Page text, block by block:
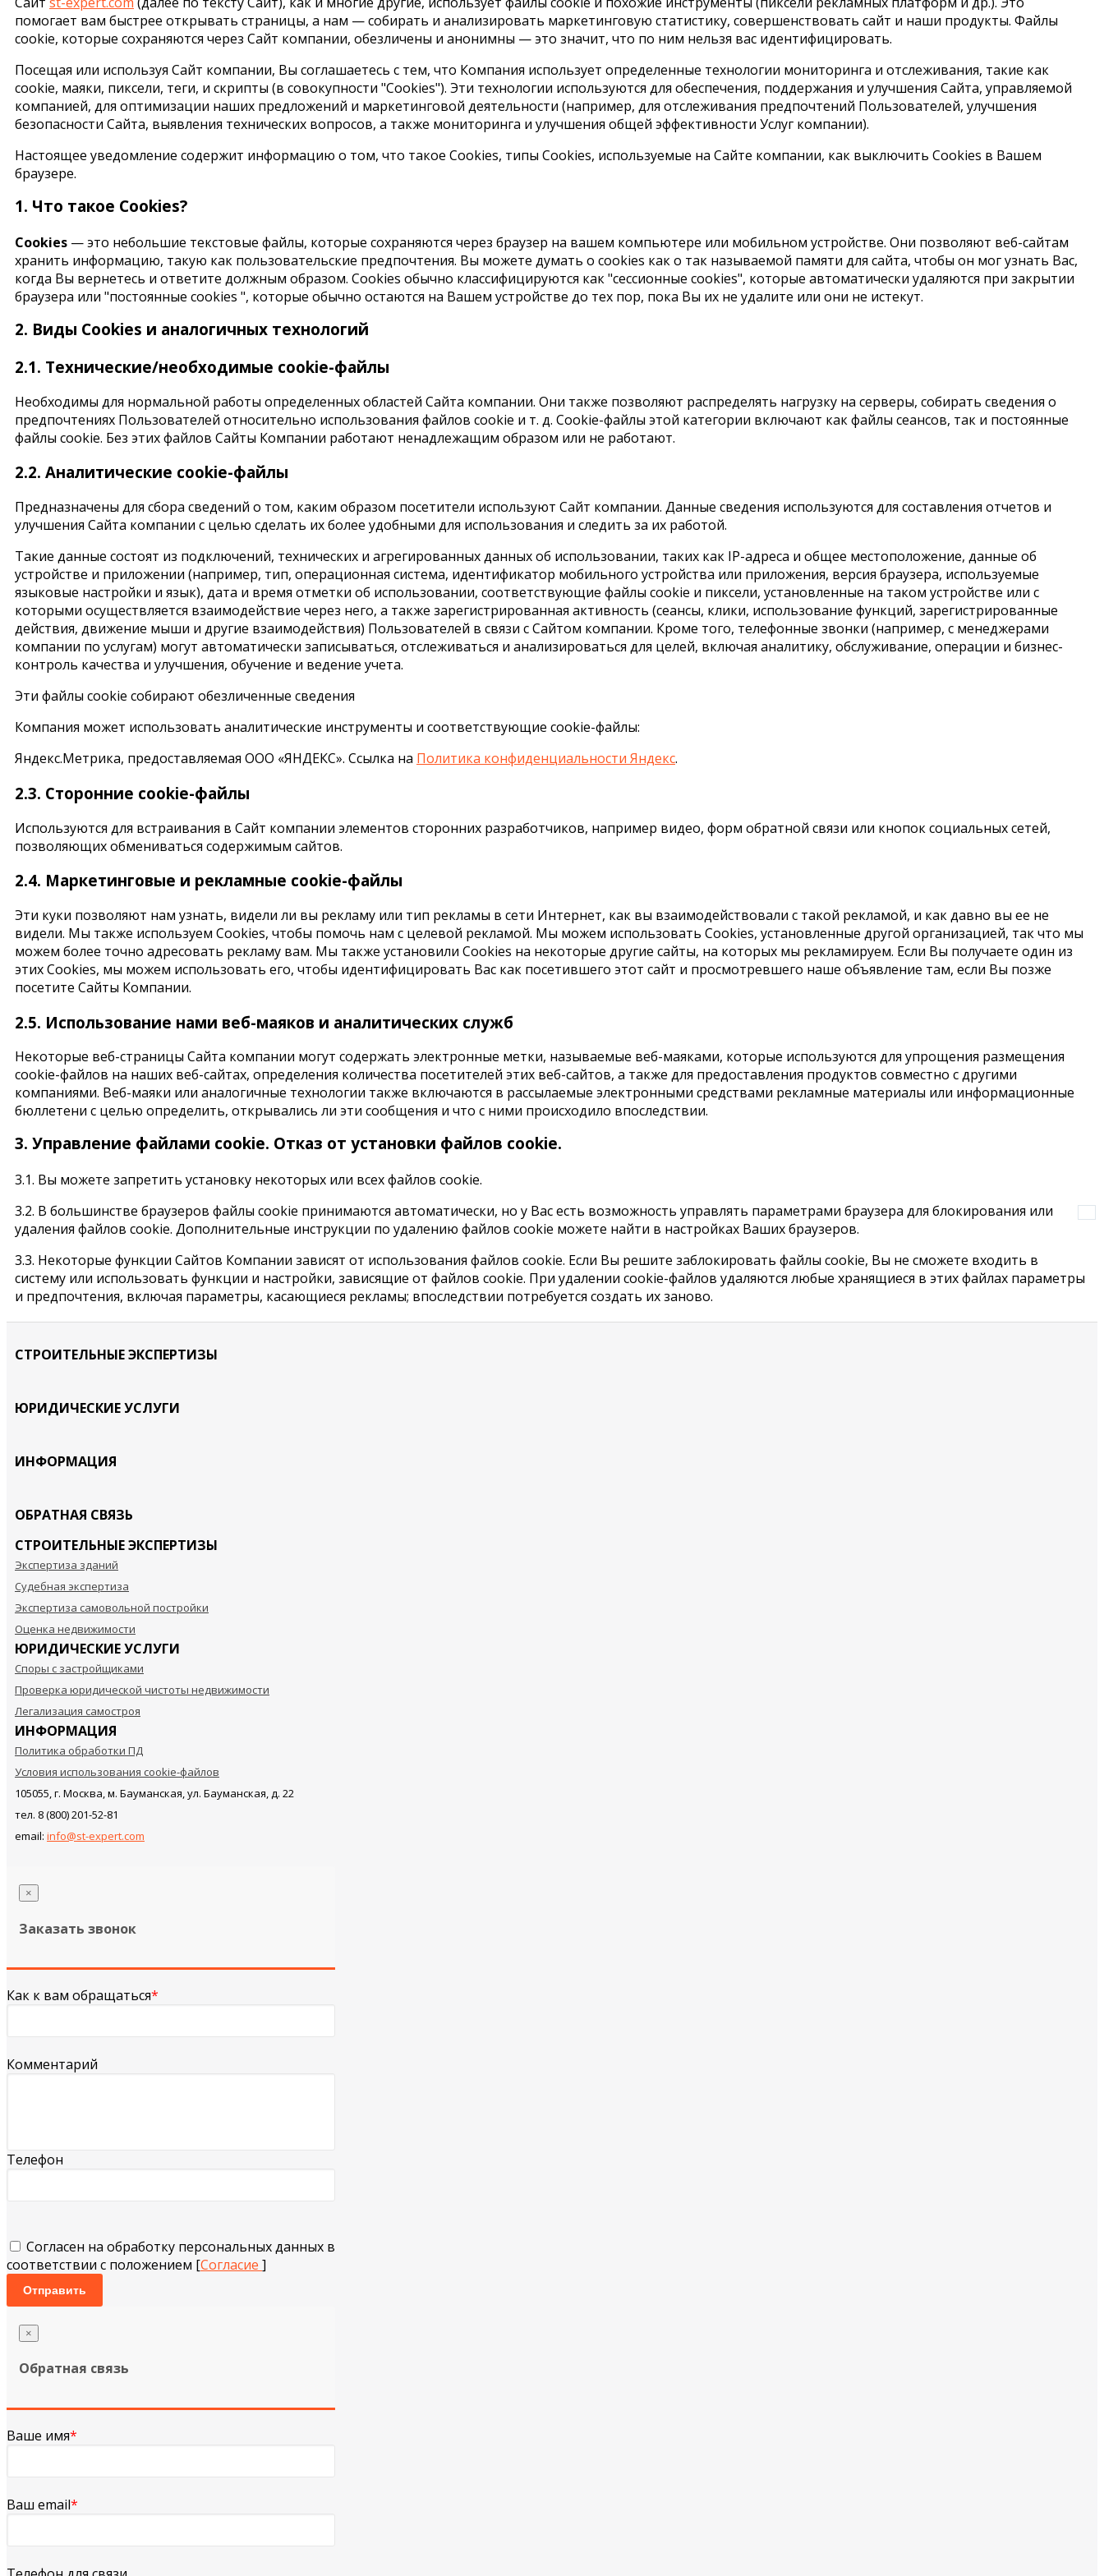
помогает вам быстрее открывать страницы, а нам — собирать и анализировать маркетинговую статистику, совершенствовать сайт и наши продукты. Файлы
сookie, которые сохраняются через Сайт компании, обезличены и анонимны — это значит, что по ним нельзя вас идентифицировать.
Посещая или используя Сайт компании, Вы соглашаетесь с тем, что Компания использует определенные технологии мониторинга и отслеживания, такие как
cookie, маяки, пиксели, теги, и скрипты (в совокупности "Cookies"). Эти технологии используются для обеспечения, поддержания и улучшения Сайта, управляемой
компанией, для оптимизации наших предложений и маркетинговой деятельности (например, для отслеживания предпочтений Пользователей, улучшения
безопасности Сайта, выявления технических вопросов, а также мониторинга и улучшения общей эффективности Услуг компании).
Настоящее уведомление содержит информацию о том, что такое Cookies, типы Cookies, используемые на Сайте компании, как выключить Cookies в Вашем
браузере.
1. Что такое Cookies?
Cookies — это небольшие текстовые файлы, которые сохраняются через браузер на вашем компьютере или мобильном устройстве. Они позволяют веб-сайтам
хранить информацию, такую как пользовательские предпочтения. Вы можете думать о cookies как о так называемой памяти для сайта, чтобы он мог узнать Вас,
когда Вы вернетесь и ответите должным образом. Cookies обычно классифицируются как "сессионные cookies", которые автоматически удаляются при закрытии
браузера или "постоянные cookies ", которые обычно остаются на Вашем устройстве до тех пор, пока Вы их не удалите или они не истекут.
2. Виды Cookies и аналогичных технологий
2.1. Технические/необходимые cookie-файлы
Необходимы для нормальной работы определенных областей Сайта компании. Они также позволяют распределять нагрузку на серверы, собирать сведения о
предпочтениях Пользователей относительно использования файлов cookie и т. д. Cookie-файлы этой категории включают как файлы сеансов, так и постоянные
файлы cookie. Без этих файлов Сайты Компании работают ненадлежащим образом или не работают.
2.2. Аналитические cookie-файлы
Предназначены для сбора сведений о том, каким образом посетители используют Сайт компании. Данные сведения используются для составления отчетов и
улучшения Сайта компании с целью сделать их более удобными для использования и следить за их работой.
Такие данные состоят из подключений, технических и агрегированных данных об использовании, таких как IP-адреса и общее местоположение, данные об
устройстве и приложении (например, тип, операционная система, идентификатор мобильного устройства или приложения, версия браузера, используемые
языковые настройки и язык), дата и время отметки об использовании, соответствующие файлы cookie и пиксели, установленные на таком устройстве или с
которыми осуществляется взаимодействие через него, а также зарегистрированная активность (сеансы, клики, использование функций, зарегистрированные
действия, движение мыши и другие взаимодействия) Пользователей в связи с Сайтом компании. Кроме того, телефонные звонки (например, с менеджерами
компании по услугам) могут автоматически записываться, отслеживаться и анализироваться для целей, включая аналитику, обслуживание, операции и бизнес-
контроль качества и улучшения, обучение и ведение учета.
Эти файлы cookie собирают обезличенные сведения
Компания может использовать аналитические инструменты и соответствующие cookie-файлы:
Яндекс.Метрика, предоставляемая ООО «ЯНДЕКС». Ссылка на Политика конфиденциальности Яндекс.
2.3. Сторонние cookie-файлы
Используются для встраивания в Сайт компании элементов сторонних разработчиков, например видео, форм обратной связи или кнопок социальных сетей,
позволяющих обмениваться содержимым сайтов.
2.4. Маркетинговые и рекламные cookie-файлы
Эти куки позволяют нам узнать, видели ли вы рекламу или тип рекламы в сети Интернет, как вы взаимодействовали с такой рекламой, и как давно вы ее не
видели. Мы также используем Cookies, чтобы помочь нам с целевой рекламой. Мы можем использовать Cookies, установленные другой организацией, так что мы
можем более точно адресовать рекламу вам. Мы также установили Cookies на некоторые другие сайты, на которых мы рекламируем. Если Вы получаете один из
этих Cookies, мы можем использовать его, чтобы идентифицировать Вас как посетившего этот сайт и просмотревшего наше объявление там, если Вы позже
посетите Сайты Компании.
2.5. Использование нами веб-маяков и аналитических служб
Некоторые веб-страницы Сайта компании могут содержать электронные метки, называемые веб-маяками, которые используются для упрощения размещения
сookie-файлов на наших веб-сайтах, определения количества посетителей этих веб-сайтов, а также для предоставления продуктов совместно с другими
компаниями. Веб-маяки или аналогичные технологии также включаются в рассылаемые электронными средствами рекламные материалы или информационные
бюллетени с целью определить, открывались ли эти сообщения и что с ними происходило впоследствии.
3. Управление файлами cookie. Отказ от установки файлов cookie.
3.1. Вы можете запретить установку некоторых или всех файлов cookie.
3.2. В большинстве браузеров файлы сookie принимаются автоматически, но у Вас есть возможность управлять параметрами браузера для блокирования или
удаления файлов сookie. Дополнительные инструкции по удалению файлов cookie можете найти в настройках Ваших браузеров.
3.3. Некоторые функции Сайтов Компании зависят от использования файлов cookie. Если Вы решите заблокировать файлы сookie, Вы не сможете входить в
систему или использовать функции и настройки, зависящие от файлов сookie. При удалении cookie-файлов удаляются любые хранящиеся в этих файлах параметры
и предпочтения, включая параметры, касающиеся рекламы; впоследствии потребуется создать их заново.
СТРОИТЕЛЬНЫЕ ЭКСПЕРТИЗЫ
ЮРИДИЧЕСКИЕ УСЛУГИ
ИНФОРМАЦИЯ
ОБРАТНАЯ СВЯЗЬ
СТРОИТЕЛЬНЫЕ ЭКСПЕРТИЗЫ
Экспертиза зданий
Судебная экспертиза
Экспертиза самовольной постройки
Оценка недвижимости
ЮРИДИЧЕСКИЕ УСЛУГИ
Споры с застройщиками
Проверка юридической чистоты недвижимости
Легализация самостроя
ИНФОРМАЦИЯ
Политика обработки ПД
Условия использования cookie-файлов
105055, г. Москва, м. Бауманская, ул. Бауманская, д. 22
тел. 8 (800) 201-52-81
email: info@st-expert.com
×
Заказать звонок
Как к вам обращаться*
Комментарий
Телефон
Согласен на обработку персональных данных в
соответствии с положением [Согласие ]
Отправить
×
Обратная связь
Ваше имя*
Ваш email*